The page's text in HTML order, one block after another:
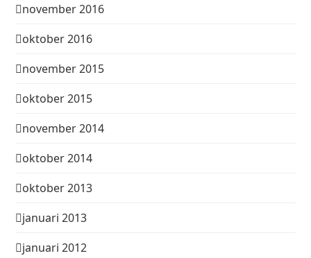
november 2016
oktober 2016
november 2015
oktober 2015
november 2014
oktober 2014
oktober 2013
januari 2013
januari 2012